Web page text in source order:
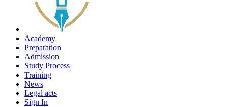
Academy
Preparation
Admission
Study Process
Training
News
Legal acts
Sign In